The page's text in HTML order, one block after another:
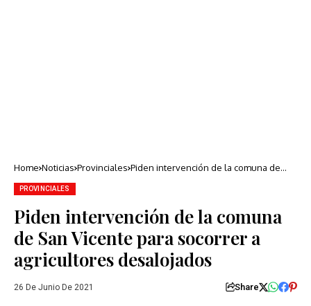
Home Noticias Provinciales Piden intervención de la comuna de
PROVINCIALES
Piden intervención de la comuna
de San Vicente para socorrer a
agricultores desalojados
26 De Junio De 2021 Share